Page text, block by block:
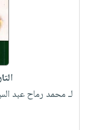
لـ محمد رماح عبد